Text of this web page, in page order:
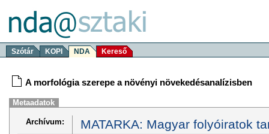
Szótár KOPI NDA Kereső
A morfológia szerepe a növényi növekedésanalízisben
Metaadatok
Archívum: MATARKA: Magyar folyóiratok